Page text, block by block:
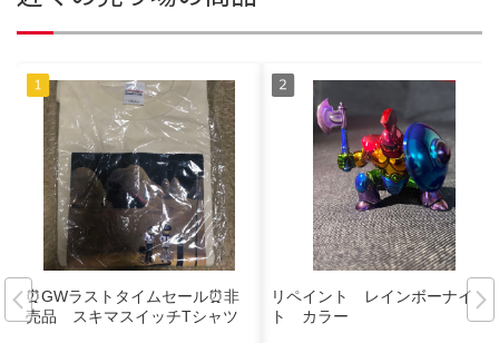
⏰GWラストタイムセール⏰非
売品 スキマスイッチTシャツ
リペイント レインボーナイ
ト カラー